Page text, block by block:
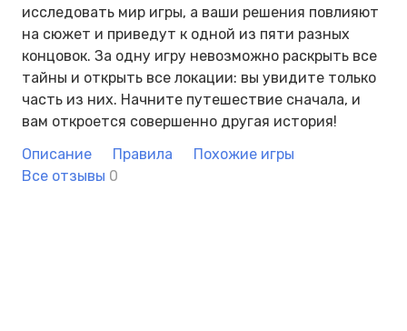
исследовать мир игры, а ваши решения повлияют
на сюжет и приведут к одной из пяти разных
концовок. За одну игру невозможно раскрыть все
тайны и открыть все локации: вы увидите только
часть из них. Начните путешествие сначала, и
вам откроется совершенно другая история!
Описание
Правила
Похожие игры
Все отзывы 0